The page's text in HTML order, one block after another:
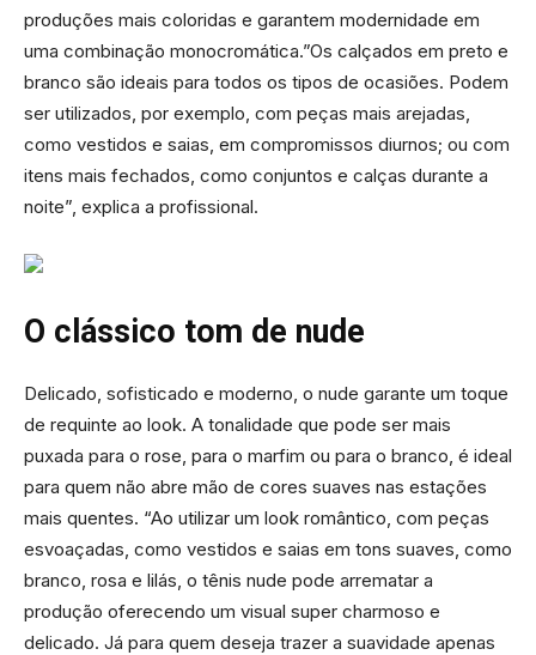
produções mais coloridas e garantem modernidade em
uma combinação monocromática.”Os calçados em preto e
branco são ideais para todos os tipos de ocasiões. Podem
ser utilizados, por exemplo, com peças mais arejadas,
como vestidos e saias, em compromissos diurnos; ou com
itens mais fechados, como conjuntos e calças durante a
noite”, explica a profissional.
O clássico tom de nude
Delicado, sofisticado e moderno, o nude garante um toque
de requinte ao look. A tonalidade que pode ser mais
puxada para o rose, para o marfim ou para o branco, é ideal
para quem não abre mão de cores suaves nas estações
mais quentes. “Ao utilizar um look romântico, com peças
esvoaçadas, como vestidos e saias em tons suaves, como
branco, rosa e lilás, o tênis nude pode arrematar a
produção oferecendo um visual super charmoso e
delicado. Já para quem deseja trazer a suavidade apenas